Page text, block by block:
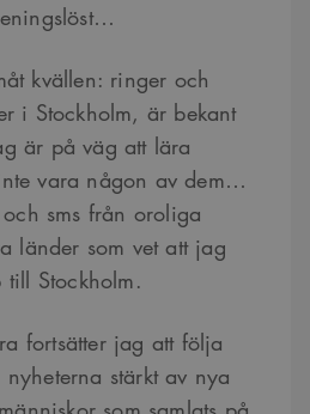
kvällen: ringer och
i Stockholm, är bekant
är på väg att lära
vara någon av dem…
sms från oroliga
länder som vet att jag
Stockholm.
fortsätter jag att följa
stärkt av nya